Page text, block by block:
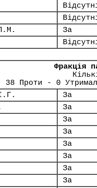
За
Фракція
38 Проти - 0
За
За
За
За
За
За
За
За